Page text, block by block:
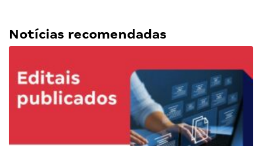
Notícias recomendadas